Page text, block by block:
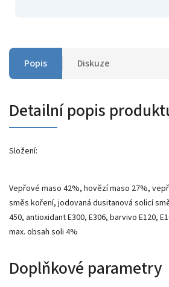
Popis Diskuze
Detailní popis
Složení:
Vepřové maso 42%, hovězí maso 27%,
směs koření, jodovaná dusitanová solicí
450, antioxidant E300, E306, barvivo E120,
max. obsah soli 4%
Doplňkové parametry